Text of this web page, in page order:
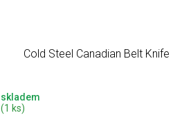
Cold Steel Canadian Belt Knife
skladem
(1 ks)